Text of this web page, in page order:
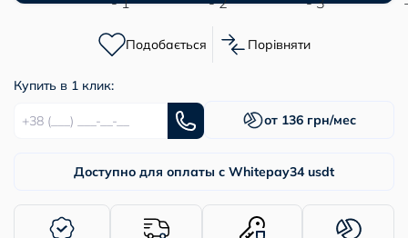
Подобається Порівняти
Купить в 1 клик:
от 136 грн/мес
Доступно для оплаты с Whitepay34 usdt